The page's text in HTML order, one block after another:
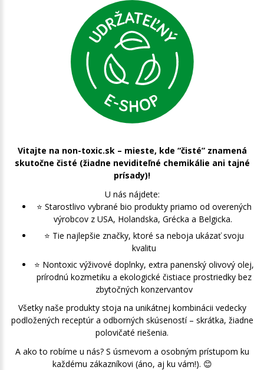
Vitajte na non-toxic.sk – mieste, kde “čisté” znamená
skutočne čisté (žiadne neviditeľné chemikálie ani tajné
prísady)!
U nás nájdete:
⭐️ Starostlivo vybrané bio produkty priamo od overených
výrobcov z USA, Holandska, Grécka a Belgicka.
⭐️ Tie najlepšie značky, ktoré sa neboja ukázať svoju
kvalitu
⭐️ Nontoxic výživové doplnky, extra panenský olivový olej,
prírodnú kozmetiku a ekologické čistiace prostriedky bez
zbytočných konzervantov
Všetky naše produkty stoja na unikátnej kombinácii vedecky
podložených receptúr a odborných skúseností – skrátka, žiadne
polovičaté riešenia.
A ako to robíme u nás? S úsmevom a osobným prístupom ku
každému zákazníkovi (áno, aj ku vám!). 😊